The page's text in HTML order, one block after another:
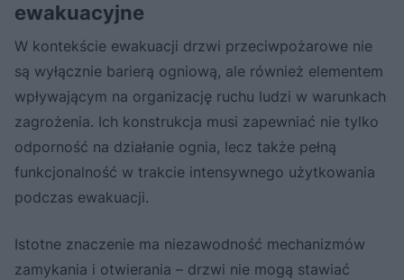
ewakuacyjne
W kontekście ewakuacji drzwi przeciwpożarowe nie
są wyłącznie barierą ogniową, ale również elementem
wpływającym na organizację ruchu ludzi w warunkach
zagrożenia. Ich konstrukcja musi zapewniać nie tylko
odporność na działanie ognia, lecz także pełną
funkcjonalność w trakcie intensywnego użytkowania
podczas ewakuacji.
Istotne znaczenie ma niezawodność mechanizmów
zamykania i otwierania – drzwi nie mogą stawiać